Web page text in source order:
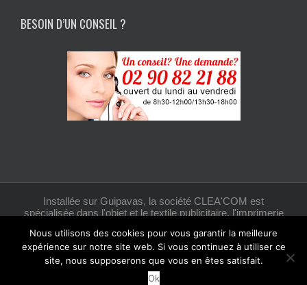
BESOIN D’UN CONSEIL ?
Installée sur Guipavas, la société CLEA'COM est
spécialisée dans l'objet et le textile publicitaire, l'imprimerie
Facebook
Nous utilisons des cookies pour vous garantir la meilleure
expérience sur notre site web. Si vous continuez à utiliser ce
site, nous supposerons que vous en êtes satisfait.
Ok